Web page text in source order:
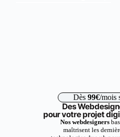
Dès 99€/mois
Des
pour votre projet
Nos webdesigners
maîtrisent les